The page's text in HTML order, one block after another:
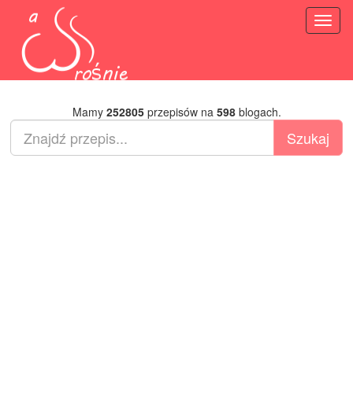
Mamy 252805przepisów na 598blogach.